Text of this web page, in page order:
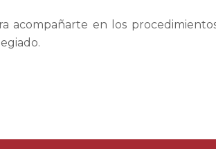
acompañarte en los